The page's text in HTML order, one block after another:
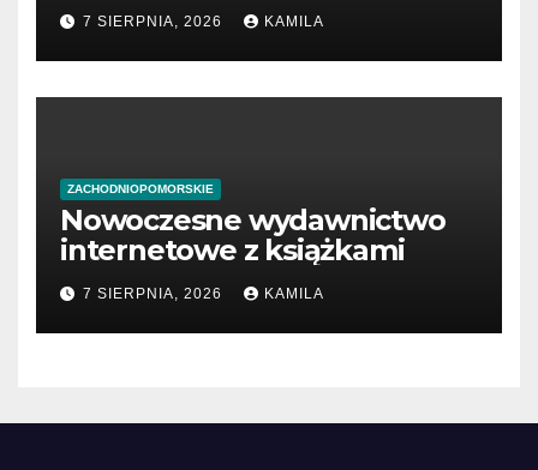
7 SIERPNIA, 2026 KAMILA
ZACHODNIOPOMORSKIE
Nowoczesne wydawnictwo
internetowe z książkami
7 SIERPNIA, 2026 KAMILA